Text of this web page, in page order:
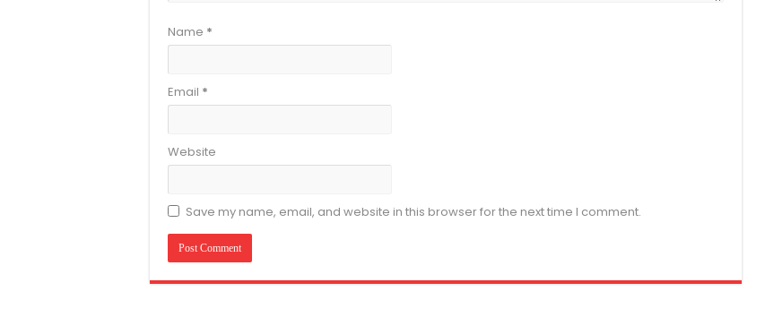
Name *
Email *
Website
Save my name, email, and website in this browser for the next time I comment.